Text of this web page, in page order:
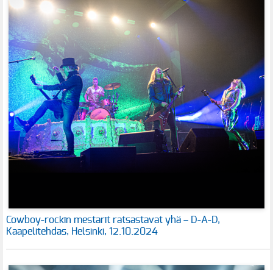
Cowboy-rockin mestarit ratsastavat yhä – D-A-D,
Kaapelitehdas, Helsinki, 12.10.2024